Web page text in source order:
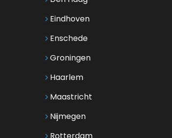
Eindhoven
Enschede
Groningen
Haarlem
Maastricht
Nijmegen